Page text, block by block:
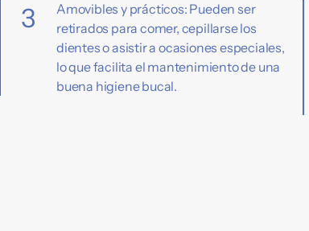
3
Amovibles y prácticos: Pueden ser
retirados para comer, cepillarse los
dientes o asistir a ocasiones especiales,
lo que facilita el mantenimiento de una
buena higiene bucal.